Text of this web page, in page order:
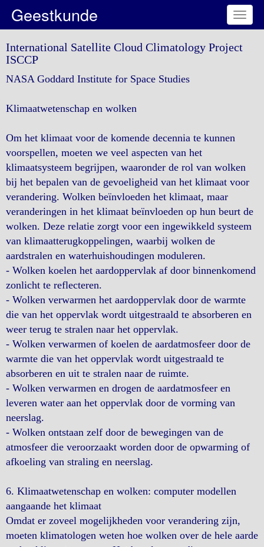
Toggle
Geestkunde
International Satellite Cloud Climatology Project
ISCCP
NASA Goddard Institute for Space Studies
Klimaatwetenschap en wolken
Om het klimaat voor de komende decennia te kunnen
voorspellen, moeten we veel aspecten van het
klimaatsysteem begrijpen, waaronder de rol van wolken
bij het bepalen van de gevoeligheid van het klimaat voor
verandering. Wolken beïnvloeden het klimaat, maar
veranderingen in het klimaat beïnvloeden op hun beurt de
wolken. Deze relatie zorgt voor een ingewikkeld systeem
van klimaatterugkoppelingen, waarbij wolken de
aardstralen en waterhuishoudingen moduleren.
- Wolken koelen het aardoppervlak af door binnenkomend
zonlicht te reflecteren.
- Wolken verwarmen het aardoppervlak door de warmte
die van het oppervlak wordt uitgestraald te absorberen en
weer terug te stralen naar het oppervlak.
- Wolken verwarmen of koelen de aardatmosfeer door de
warmte die van het oppervlak wordt uitgestraald te
absorberen en uit te stralen naar de ruimte.
- Wolken verwarmen en drogen de aardatmosfeer en
leveren water aan het oppervlak door de vorming van
neerslag.
- Wolken ontstaan zelf door de bewegingen van de
atmosfeer die veroorzaakt worden door de opwarming of
afkoeling van straling en neerslag.
6. Klimaatwetenschap en wolken: computer modellen
aangaande het klimaat
Omdat er zoveel mogelijkheden voor verandering zijn,
moeten klimatologen weten hoe wolken over de hele aarde